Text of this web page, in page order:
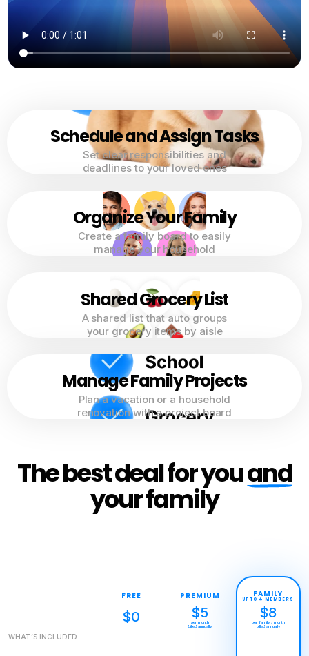
Play video
Schedule and Assign Tasks
Set clear responsibilities and
deadlines to your loved ones
Organize Your Family
Create a family board to easily
manage your household
Shared Grocery List
A shared list that auto groups
your grocery items by aisle
Manage Family Projects
Plan a vacation or a household
renovation with a project board
The best deal for youand
your family
FREE
$0
PREMIUM
$5
per month
billed annually
FAMILY
UP TO 4 MEMBERS
$8
per family / month
billed annually
WHAT’S INCLUDED